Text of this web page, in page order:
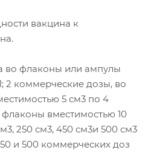
вакцина к
во флаконы или ампулы
2 коммерческие дозы, во
5 см3 по 4
вместимостью 10
250 см3, 450 см3и 500 см3
и 500 коммерческих доз